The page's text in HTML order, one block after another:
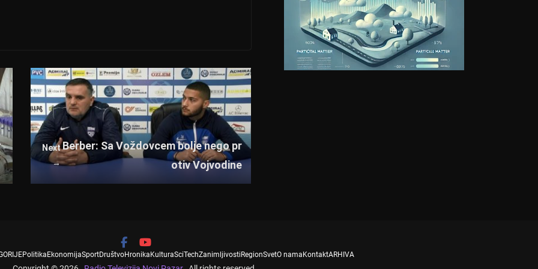
Next
→
Berber: Sa Voždovcem bolje nego pr
otiv Vojvodine
Politika EkonomijaSportDruštvoHronika KulturaSciTechZanimljivosti RegionSvetO nama KontaktARHIVA